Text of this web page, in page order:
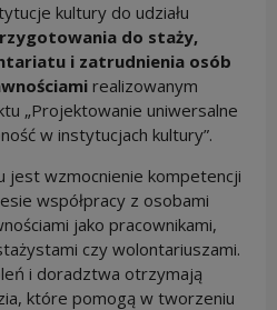
kultury do udziału
do staży,
i zatrudnienia osób
realizowanym
„Projektowanie uniwersalne
w instytucjach kultury”.
jest wzmocnienie kompetencji
współpracy z osobami
jako pracownikami,
czy wolontariuszami.
i doradztwa otrzymają
które pomogą w tworzeniu